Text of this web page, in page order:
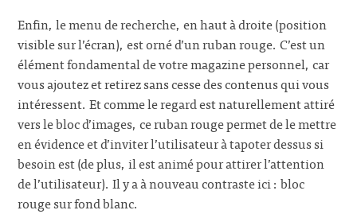
Enfin, le menu de recherche, en haut à droite (position
visible sur l’écran), est orné d’un ruban rouge. C’est un
élément fondamental de votre magazine personnel, car
vous ajoutez et retirez sans cesse des contenus qui vous
intéressent. Et comme le regard est naturellement attiré
vers le bloc d’images, ce ruban rouge permet de le mettre
en évidence et d’inviter l’utilisateur à tapoter dessus si
besoin est (de plus, il est animé pour attirer l’attention
de l’utilisateur). Il y a à nouveau contraste ici : bloc
rouge sur fond blanc.